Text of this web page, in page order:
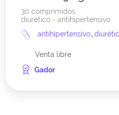
30 comprimidos
diurético - antihipertensivo
antihipertensivo,
Venta libre
Gador